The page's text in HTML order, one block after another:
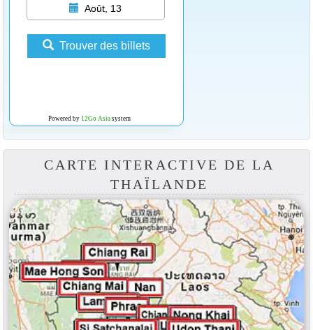
Août, 13
Trouver des billets
Powered by 12Go Asiasystem
CARTE INTERACTIVE DE LA
THAÏLANDE